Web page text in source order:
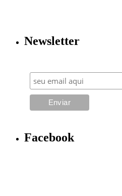
Newsletter
Facebook